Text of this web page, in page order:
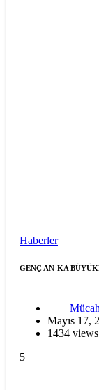
Haberler
GENÇ AN-KA
Mayıs 17,
1434 views
5